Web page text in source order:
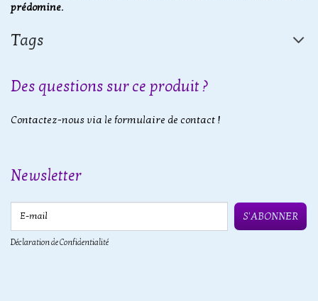
prédomine.
Tags
Des questions sur ce produit ?
Contactez-nous via le formulaire de contact !
Newsletter
S'ABONNER
Déclaration de Confidentialité